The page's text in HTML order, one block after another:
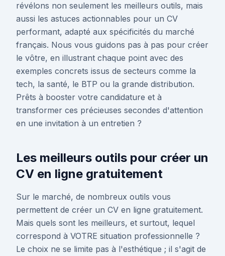
révélons non seulement les meilleurs outils, mais
aussi les astuces actionnables pour un CV
performant, adapté aux spécificités du marché
français. Nous vous guidons pas à pas pour créer
le vôtre, en illustrant chaque point avec des
exemples concrets issus de secteurs comme la
tech, la santé, le BTP ou la grande distribution.
Prêts à booster votre candidature et à
transformer ces précieuses secondes d'attention
en une invitation à un entretien ?
Les meilleurs outils pour créer un
CV en ligne gratuitement
Sur le marché, de nombreux outils vous
permettent de créer un CV en ligne gratuitement.
Mais quels sont les meilleurs, et surtout, lequel
correspond à VOTRE situation professionnelle ?
Le choix ne se limite pas à l'esthétique ; il s'agit de